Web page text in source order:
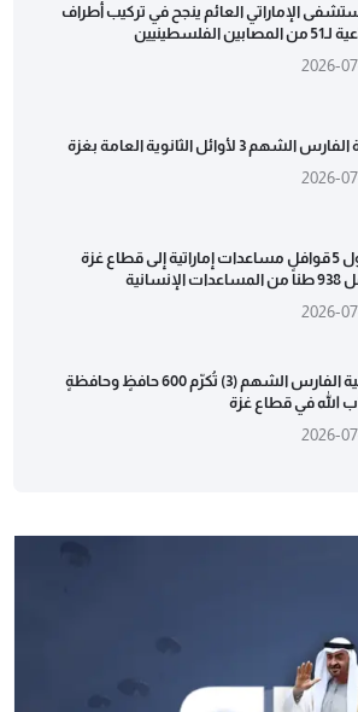
الإماراتي العائم ينجح في تركيب أطراف
الفلسطينيين
2026-
الشهم 3 لأوائل الثانوية العامة بغزة
2026-
دخول 5 قوافل مساعدات إماراتية إلى قطاع غزة
الإنسانية
2026-
عملية الفارس الشهم (3) تُكرّم 600 حافظٍ وحافظةٍ
الله في قطاع غزة
2026-